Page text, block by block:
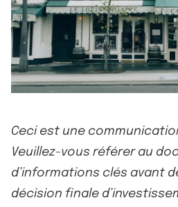
Ceci est une
Veuillez-vous référer au
d’informations clés avant
décision finale